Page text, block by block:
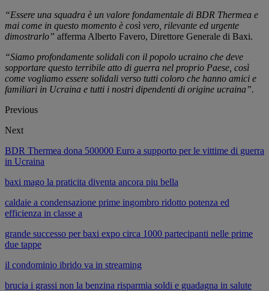
“Essere una squadra è un valore fondamentale di BDR Thermea e
mai come in questo momento è così vero, rilevante ed urgente
dimostrarlo” afferma Alberto Favero, Direttore Generale di Baxi.
“Siamo profondamente solidali con il popolo ucraino che deve
sopportare questo terribile atto di guerra nel proprio Paese, così
come vogliamo essere solidali verso tutti coloro che hanno amici e
familiari in Ucraina e tutti i nostri dipendenti di origine ucraina”.
Previous
Next
BDR Thermea dona 500000 Euro a supporto per le vittime di guerra
in Ucraina
baxi mago la praticita diventa ancora piu bella
caldaie a condensazione prime ingombro ridotto potenza ed
efficienza in classe a
grande successo per baxi expo circa 1000 partecipanti nelle prime
due tappe
il condominio ibrido va in streaming
brucia i grassi non la benzina risparmia soldi e guadagna in salute